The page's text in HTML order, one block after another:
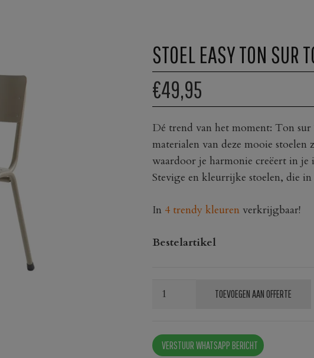
STOEL EASY TON SUR
€49,95
Dé trend van het moment: Ton
materialen van deze mooie stoelen
waardoor je harmonie creëert in je
Stevige en kleurrijke stoelen, die
In 4 trendy kleuren verkrijgbaar!
Bestelartikel
Stoel
sur
Ton
TOEVOEGEN AAN OFFERTE
VERSTUUR WHATSAPP BERICHT